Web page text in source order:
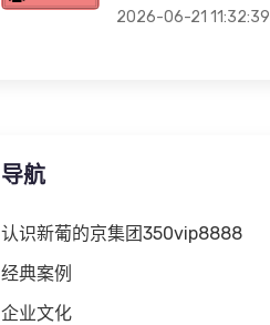
2026-06-21 11:32:39
导航
认识新葡的京集团350vip8888
经典案例
企业文化